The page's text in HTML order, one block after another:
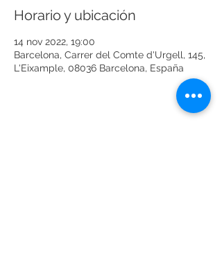
Horario y ubicación
14 nov 2022, 19:00
Barcelona, Carrer del Comte d'Urgell, 145,
L'Eixample, 08036 Barcelona, España